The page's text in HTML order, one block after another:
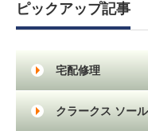
ピックアップ記事
宅配修理
クラークス ソー